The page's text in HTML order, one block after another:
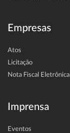
Empresas
Atos
Licitação
Nota Fiscal Eletrônica
Imprensa
Eventos